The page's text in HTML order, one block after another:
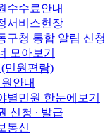
수수료안내
서비스헌장
구청 통합 알림 신청
모아보기
민원편람)
안내
별민원 한눈에보기
신청 ∙ 발급
통신